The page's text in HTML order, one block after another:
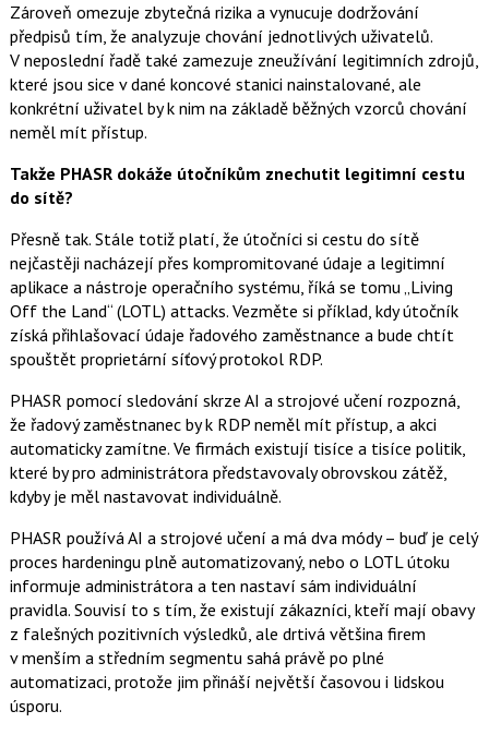
Zároveň omezuje zbytečná rizika a vynucuje dodržování
předpisů tím, že analyzuje chování jednotlivých uživatelů.
V neposlední řadě také zamezuje zneužívání legitimních zdrojů,
které jsou sice v dané koncové stanici nainstalované, ale
konkrétní uživatel by k nim na základě běžných vzorců chování
neměl mít přístup.
Takže PHASR dokáže útočníkům znechutit legitimní cestu
do sítě?
Přesně tak. Stále totiž platí, že útočníci si cestu do sítě
nejčastěji nacházejí přes kompromitované údaje a legitimní
aplikace a nástroje operačního systému, říká se tomu „Living
Off the Land“ (LOTL) attacks. Vezměte si příklad, kdy útočník
získá přihlašovací údaje řadového zaměstnance a bude chtít
spouštět proprietární síťový protokol RDP.
PHASR pomocí sledování skrze AI a strojové učení rozpozná,
že řadový zaměstnanec by k RDP neměl mít přístup, a akci
automaticky zamítne. Ve firmách existují tisíce a tisíce politik,
které by pro administrátora představovaly obrovskou zátěž,
kdyby je měl nastavovat individuálně.
PHASR používá AI a strojové učení a má dva módy – buď je celý
proces hardeningu plně automatizovaný, nebo o LOTL útoku
informuje administrátora a ten nastaví sám individuální
pravidla. Souvisí to s tím, že existují zákazníci, kteří mají obavy
z falešných pozitivních výsledků, ale drtivá většina firem
v menším a středním segmentu sahá právě po plné
automatizaci, protože jim přináší největší časovou i lidskou
úsporu.